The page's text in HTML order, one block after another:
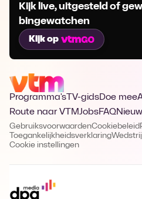
Kijk live, uitgesteld of
bingewatchen
Kijk op
Programma's TV-gidsDoe mee
Route naar VTMJobsFAQ
GebruiksvoorwaardenCookiebeleid
Toegankelijkheidsverklaring
Cookie instellingen